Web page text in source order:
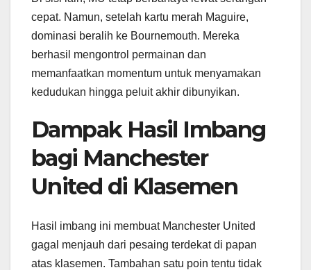
cepat. Namun, setelah kartu merah Maguire,
dominasi beralih ke Bournemouth. Mereka
berhasil mengontrol permainan dan
memanfaatkan momentum untuk menyamakan
kedudukan hingga peluit akhir dibunyikan.
Dampak Hasil Imbang
bagi Manchester
United di Klasemen
Hasil imbang ini membuat Manchester United
gagal menjauh dari pesaing terdekat di papan
atas klasemen. Tambahan satu poin tentu tidak